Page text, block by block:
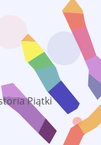
Piątki